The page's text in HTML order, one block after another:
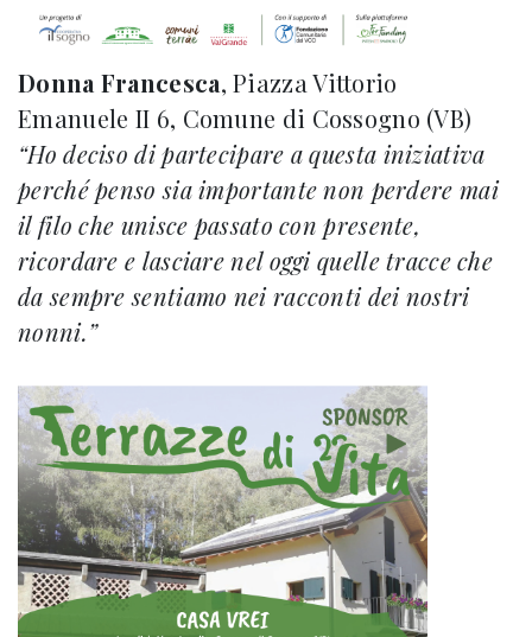
Donna Francesca, Piazza Vittorio
Emanuele II 6, Comune di Cossogno (VB)
“Ho deciso di partecipare a questa iniziativa
perché penso sia importante non perdere mai
il filo che unisce passato con presente,
ricordare e lasciare nel oggi quelle tracce che
da sempre sentiamo nei racconti dei nostri
nonni.”